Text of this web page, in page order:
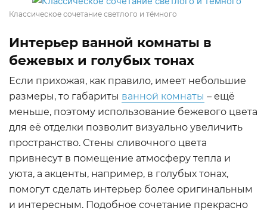
Классическое сочетание светлого и тёмного
Интерьер ванной комнаты в
бежевых и голубых тонах
Если прихожая, как правило, имеет небольшие
размеры, то габариты ванной комнаты – ещё
меньше, поэтому использование бежевого цвета
для её отделки позволит визуально увеличить
пространство. Стены сливочного цвета
привнесут в помещение атмосферу тепла и
уюта, а акценты, например, в голубых тонах,
помогут сделать интерьер более оригинальным
и интересным. Подобное сочетание прекрасно